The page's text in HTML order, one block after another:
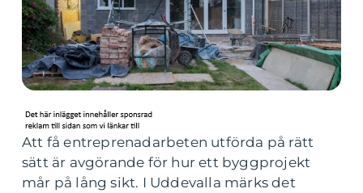
Att få entreprenadarbeten utförda på rätt
sätt är avgörande för hur ett byggprojekt
mår på lång sikt. I Uddevalla märks det